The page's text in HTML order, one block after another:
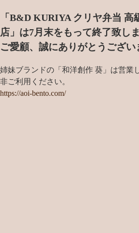
「B&D KURIYA クリヤ弁当 高
店」は7月末をもって終了致しま
ご愛顧、誠にありがとうござい
姉妹ブランドの「和洋創作 葵」は営業
非ご利用ください。
https://aoi-bento.com/